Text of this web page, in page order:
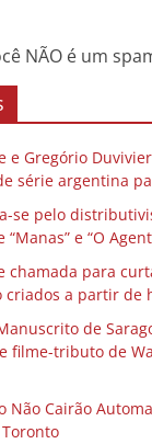
NÃO é um
e Gregório
série argentina
se pelo
e “O
chamada para
criados a partir de
de
filme-tributo de
Não Cairão